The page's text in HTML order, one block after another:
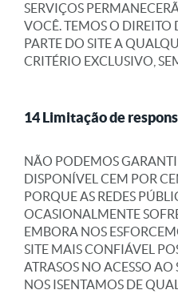
SERVIÇOS
VOCÊ. TEMOS O DIREITO
PARTE DO SITE A
CRITÉRIO EXCLUSIVO,
14 Limitação de
NÃO PODEMOS
DISPONÍVEL CEM POR
PORQUE AS REDES
OCASIONALMENTE
EMBORA NOS
SITE MAIS CONFIÁVEL
ATRASOS NO ACESSO AO
NOS ISENTAMOS DE